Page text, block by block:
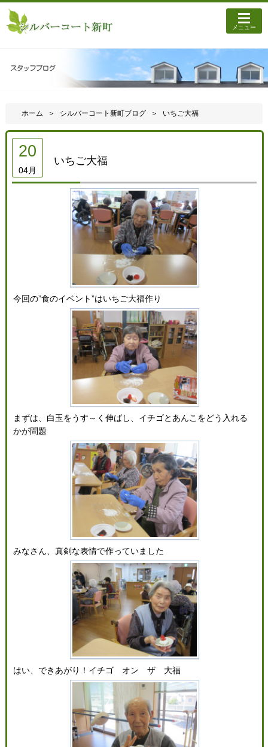
メニュー
ホーム シルバーコート新町ブログ いちご大福
20
04月
いちご大福
今回の”食のイベント”はいちご大福作り
まずは、白玉をうす～く伸ばし、イチゴとあんこをどう入れる
かが問題
みなさん、真剣な表情で作っていました
はい、できあがり！イチゴ オン ザ 大福